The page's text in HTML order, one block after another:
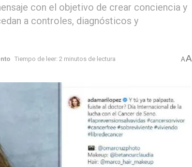
con el objetivo de crear conciencia y
a controles, diagnósticos y
Tiempo de leer: 2 minutos de lectura AA